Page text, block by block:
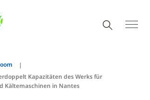
Kapazitäten des Werks für
Kältemaschinen in Nantes